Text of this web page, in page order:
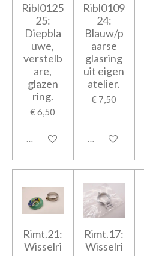
Ribl0125
25:
Diepbla
uwe,
verstelb
are,
glazen
ring.
€ 6,50
In winkelwagen
Ribl0109
24:
Blauw/p
aarse
glasring
uit eigen
atelier.
€ 7,50
In winkelwagen
Rimt.21:
Wisselri
Rimt.17:
Wisselri